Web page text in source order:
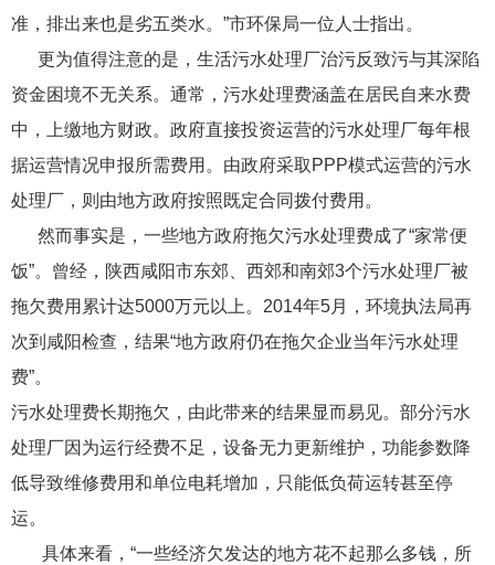
准，排出来也是劣五类水。”市环保局一位人士指出。
更为值得注意的是，生活污水处理厂治污反致污与其深陷
资金困境不无关系。通常，污水处理费涵盖在居民自来水费
中，上缴地方财政。政府直接投资运营的污水处理厂每年根
据运营情况申报所需费用。由政府采取PPP模式运营的污水
处理厂，则由地方政府按照既定合同拨付费用。
然而事实是，一些地方政府拖欠污水处理费成了“家常便
饭”。曾经，陕西咸阳市东郊、西郊和南郊3个污水处理厂被
拖欠费用累计达5000万元以上。2014年5月，环境执法局再
次到咸阳检查，结果“地方政府仍在拖欠企业当年污水处理
费”。
污水处理费长期拖欠，由此带来的结果显而易见。部分污水
处理厂因为运行经费不足，设备无力更新维护，功能参数降
低导致维修费用和单位电耗增加，只能低负荷运转甚至停
运。
具体来看，“一些经济欠发达的地方花不起那么多钱，所